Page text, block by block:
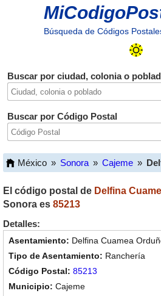
Búsqueda de Códigos
Buscar por ciudad, colonia o
Buscar por Código Postal
México » Sonora » Cajeme »
El código postal de Delfina
Sonora es 85213
Detalles:
Delfina Cuamea
Ranchería
85213
Cajeme